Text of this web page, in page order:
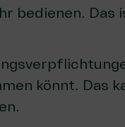
bedienen. Das
könnt. Das